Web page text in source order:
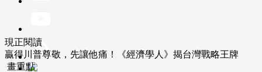
現正閱讀
贏得川普尊敬，先讓他痛！《經濟學人》揭台灣戰略王牌
畫重點